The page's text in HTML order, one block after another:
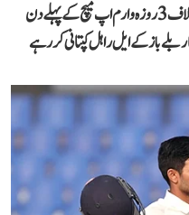
احتیاطاً شبھمن گل کو ’ایس ایل سی الیون‘ کے خلاف 3 روزہ وارم اپ میچ کے پہلے دن
بلے باز کے ایل راہل کپتانی کر رہے